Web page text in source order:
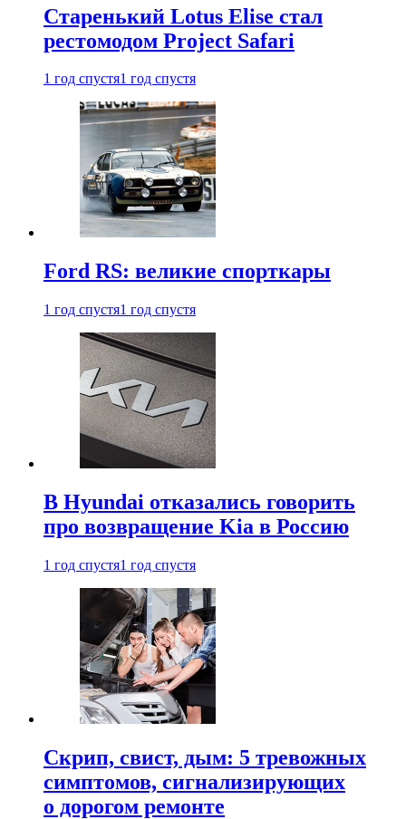
Старенький Lotus Elise стал
рестомодом Project Safari
1 год спустя1 год спустя
Ford RS: великие спорткары
1 год спустя1 год спустя
В Hyundai отказались говорить
про возвращение Kia в Россию
1 год спустя1 год спустя
Скрип, свист, дым: 5 тревожных
симптомов, сигнализирующих
о дорогом ремонте